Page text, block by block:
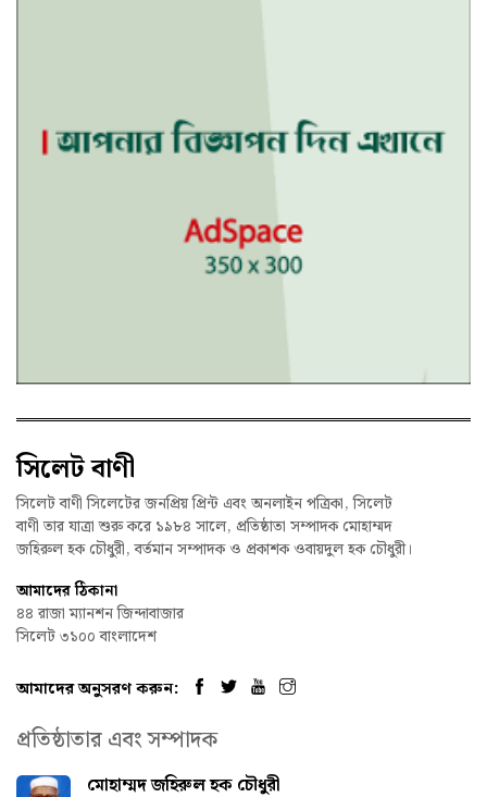
সিলেট বাণী
সিলেট বাণী সিলেটের জনপ্রিয় প্রিন্ট এবং অনলাইন পত্রিকা, সিলেট
বাণী তার যাত্রা শুরু করে ১৯৮৪ সালে, প্রতিষ্ঠাতা সম্পাদক মোহাম্মদ
জহিরুল হক চৌধুরী, বর্তমান সম্পাদক ও প্রকাশক ওবায়দুল হক চৌধুরী।
আমাদের ঠিকানা
৪৪ রাজা ম্যানশন জিন্দাবাজার
সিলেট ৩১০০ বাংলাদেশ
আমাদের অনুসরণ করুন:
প্রতিষ্ঠাতার এবং সম্পাদক
মোহাম্মদ জহিরুল হক চৌধুরী